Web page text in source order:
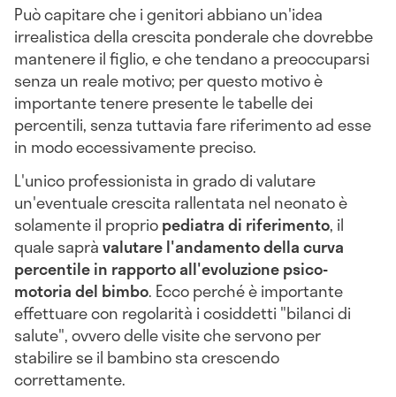
Può capitare che i genitori abbiano un'idea
irrealistica della crescita ponderale che dovrebbe
mantenere il figlio, e che tendano a preoccuparsi
senza un reale motivo; per questo motivo è
importante tenere presente le tabelle dei
percentili, senza tuttavia fare riferimento ad esse
in modo eccessivamente preciso.
L'unico professionista in grado di valutare
un'eventuale crescita rallentata nel neonato è
solamente il propriopediatra di riferimento, il
quale sapràvalutare l'andamento della curva
percentile in rapporto all'evoluzione psico-
motoria del bimbo. Ecco perché è importante
effettuare con regolarità i cosiddetti "bilanci di
salute", ovvero delle visite che servono per
stabilire se il bambino sta crescendo
correttamente.